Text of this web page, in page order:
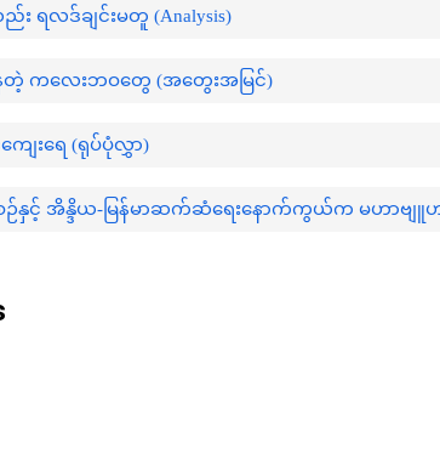
ရလဒ်ချင်းမတူ (Analysis)
နေတဲ့ ကလေးဘဝတွေ (အတွေးအမြင်)
ျေးရေ (ရုပ်ပုံလွှာ)
ဉ်နှင့် အိန္ဒိယ-မြန်မာဆက်ဆံရေးနောက်ကွယ်က မဟာဗျူ